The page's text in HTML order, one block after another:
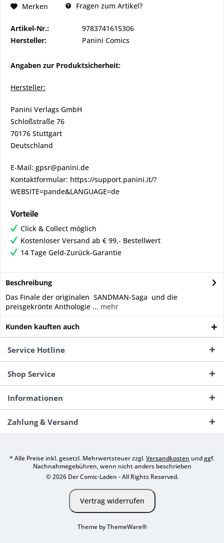
Merken Fragen zum Artikel?
Artikel-Nr.:
9783741615306
Hersteller:
Panini Comics
Angaben zur Produktsicherheit:
Hersteller:
Panini Verlags GmbH
Schloßstraße 76
70176 Stuttgart
Deutschland
E-Mail: gpsr@panini.de
Kontaktformular: https://support.panini.it/?
WEBSITE=pande&LANGUAGE=de
Vorteile
Click & Collect möglich
Kostenloser Versand ab € 99,- Bestellwert
14 Tage Geld-Zurück-Garantie
Beschreibung
Das Finale der originalen SANDMAN-Saga und die
preisgekrönte Anthologie ... mehr
Kunden kauften auch
Service Hotline
Shop Service
Informationen
Zahlung & Versand
* Alle Preise inkl. gesetzl. Mehrwertsteuer zzgl.Versandkosten und ggf.
Nachnahmegebühren, wenn nicht anders beschrieben
© 2026 Der Comic-Laden - All Rights Reserved.
Vertrag widerrufen
Theme byThemeWare®